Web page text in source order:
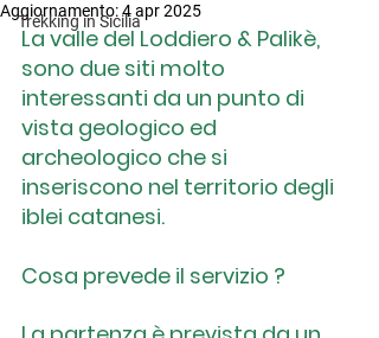
Trekking in Sicilia
Aggiornamento:4 apr 2025
La valle del Loddiero & Palikè,
sono due siti molto
interessanti da un punto di
vista geologico ed
archeologico che si
inseriscono nel territorio degli
iblei catanesi.
Cosa prevede il servizio ?